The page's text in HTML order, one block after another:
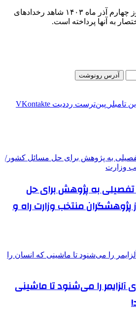
دنیای علم و فناوری در روز چهارم آذر ماه ۱۴۰۳ شاهد رخدادهای
به آنها پرداخته است.
آدرس رونوشت
‫تامبلر ‫پین‌ترست ‫رددیت ‫VKontakte
به پژوهش برای حل
منتخب وزارت راه و
را می‌شنود تا ماشینی